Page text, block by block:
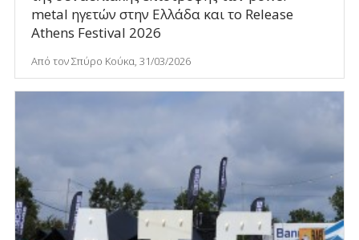
metal ηγετών στην Ελλάδα και το Release
Athens Festival 2026
Από τον Σπύρο Κούκα, 31/03/2026